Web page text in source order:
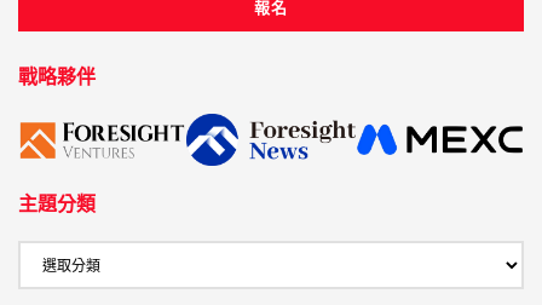
戰略夥伴
主題分類